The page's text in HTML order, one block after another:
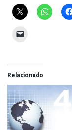
Relacionado